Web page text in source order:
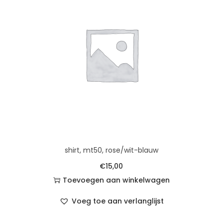
shirt, mt50, rose/wit-blauw
€15,00
Toevoegen aan winkelwagen
Voeg toe aan verlanglijst